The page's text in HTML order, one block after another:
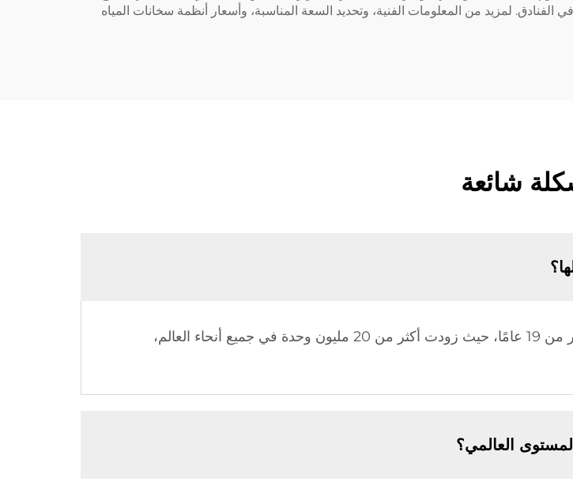
الفنادق. لمزيد من المعلومات الفنية، وتحديد السعة المناسبة، وأسعار أنظمة سخانات المياه
شائعة
لقد كانت Sidite متخصصة في تصنيع سخانات المياه الشمسية لأكثر من 19 عامًا، حيث زودت أكثر من 20 مليون وحدة في جميع أنحاء العالم،